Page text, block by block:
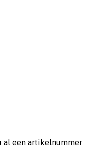
al een artikelnummer